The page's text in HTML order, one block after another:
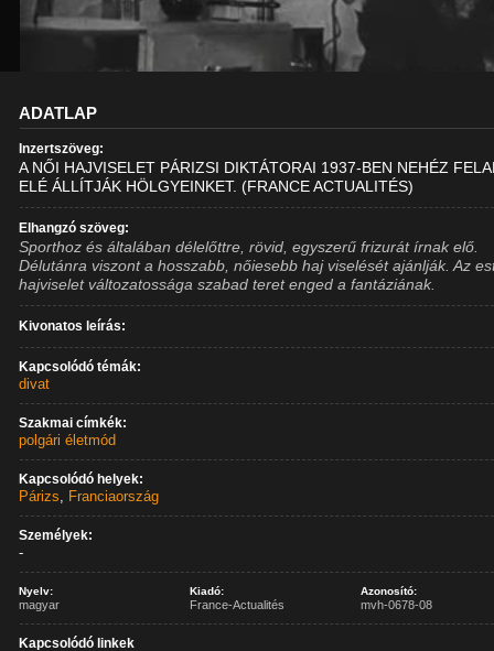
ADATLAP
Inzertszöveg:
A NŐI HAJVISELET PÁRIZSI DIKTÁTORAI 1937-BEN NEHÉZ
ELÉ ÁLLÍTJÁK HÖLGYEINKET. (FRANCE ACTUALITÉS)
Elhangzó szöveg:
Sporthoz és általában délelőttre, rövid, egyszerű frizurát írnak elő.
Délutánra viszont a hosszabb, nőiesebb haj viselését ajánlják. Az
hajviselet változatossága szabad teret enged a fantáziának.
Kivonatos leírás:
Kapcsolódó témák:
divat
Szakmai címkék:
polgári életmód
Kapcsolódó helyek:
Párizs, Franciaország
Személyek:
-
Nyelv:
magyar
Kiadó:
France-Actualités
Azonosító:
mvh-0678-08
Kapcsolódó linkek